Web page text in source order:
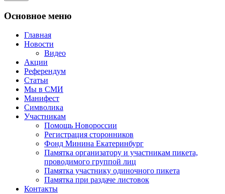
Основное меню
Главная
Новости
Видео
Акции
Референдум
Статьи
Мы в СМИ
Манифест
Символика
Участникам
Помощь Новороссии
Регистрация сторонников
Фонд Минина Екатеринбург
Памятка организатору и участникам пикета,
проводимого группой лиц
Памятка участнику одиночного пикета
Памятка при раздаче листовок
Контакты